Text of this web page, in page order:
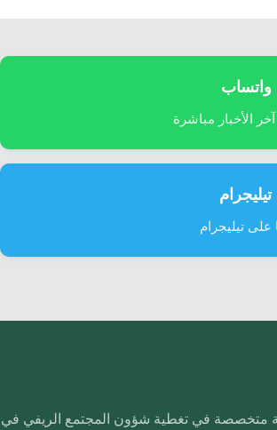
واتساب
الأخبار مباشرة
على تيليجرام
متخصصة في تغطية شؤون المجتمع الريفي في